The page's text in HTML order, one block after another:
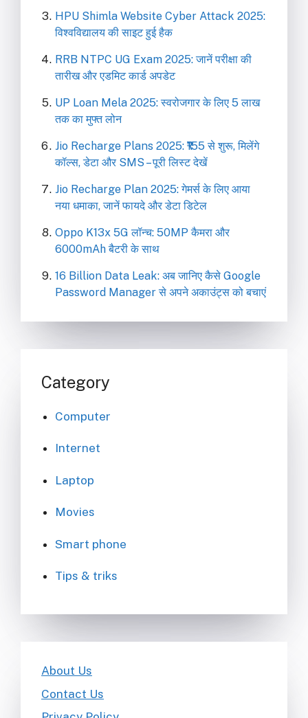
HPU Shimla Website Cyber Attack 2025:
विश्वविद्यालय की साइट हुई हैक
RRB NTPC UG Exam 2025: जानें परीक्षा की
तारीख और एडमिट कार्ड अपडेट
UP Loan Mela 2025: स्वरोजगार के लिए 5 लाख
तक का मुफ्त लोन
Jio Recharge Plans 2025: ₹155 से शुरू, मिलेंगे
कॉल्स, डेटा और SMS – पूरी लिस्ट देखें
Jio Recharge Plan 2025: गेमर्स के लिए आया
नया धमाका, जानें फायदे और डेटा डिटेल
Oppo K13x 5G लॉन्च: 50MP कैमरा और
6000mAh बैटरी के साथ
16 Billion Data Leak: अब जानिए कैसे Google
Password Manager से अपने अकाउंट्स को बचाएं
Category
Computer
Internet
Laptop
Movies
Smart phone
Tips & triks
About Us
Contact Us